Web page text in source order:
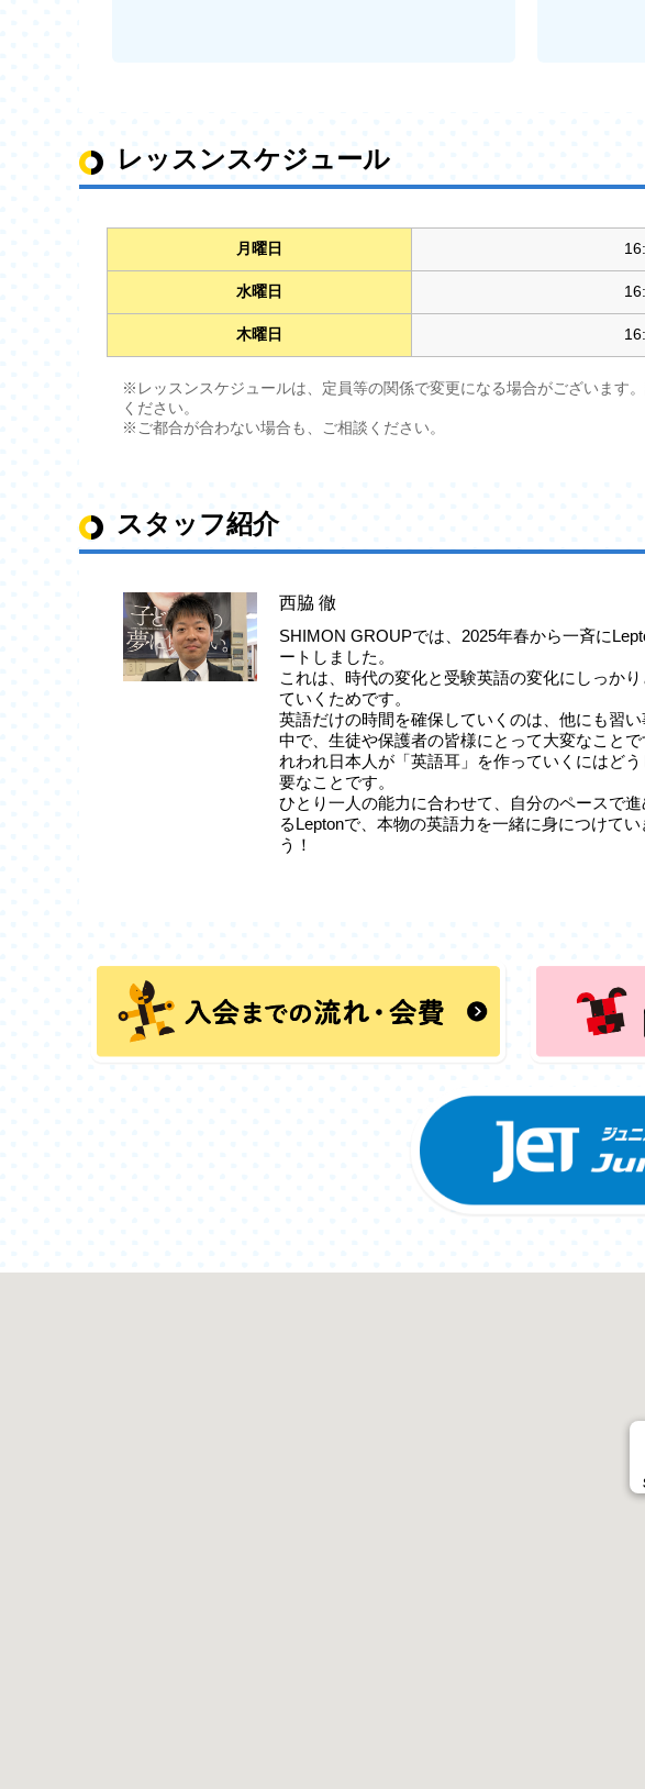
レッスンスケジュール
月曜日
水曜日
木曜日
※レッスンスケジュールは、定員等の関係で変更になる場合がございます
ください。
※ご都合が合わない場合も、ご相談ください。
スタッフ紹介
西脇 徹
SHIMON GROUPでは、2025年春から一斉に
ートしました。
これは、時代の変化と受験英語の変化にしっかり
ていくためです。
英語だけの時間を確保していくのは、他にも習い
中で、生徒や保護者の皆様にとって大変なこと
れわれ日本人が「英語耳」を作っていくにはど
要なことです。
ひとり一人の能力に合わせて、自分のペースで
るLeptonで、本物の英語力を一緒に身につけてい
う！